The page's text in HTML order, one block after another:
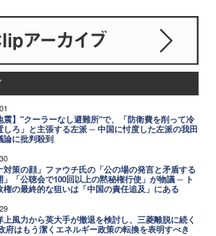
震】"クーラーなし避難所"で、「防衛費を削って冷
しろ」と主張する左派 ─ 中国に忖度した左派の我田
論に批判殺到
対策の顔」ファウチ氏の「公の場の発言と矛盾する
」「公聴会で100回以上の黙秘権行使」が物議 ─ ト
権の最終的な狙いは「中国の責任追及」にある
上風力から英大手が撤退を検討し、三菱離脱に続く
府はもう潔くエネルギー政策の転換を表明すべき